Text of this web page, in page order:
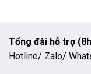
Tổng đài hỗ trợ
Hotline/ Zalo/